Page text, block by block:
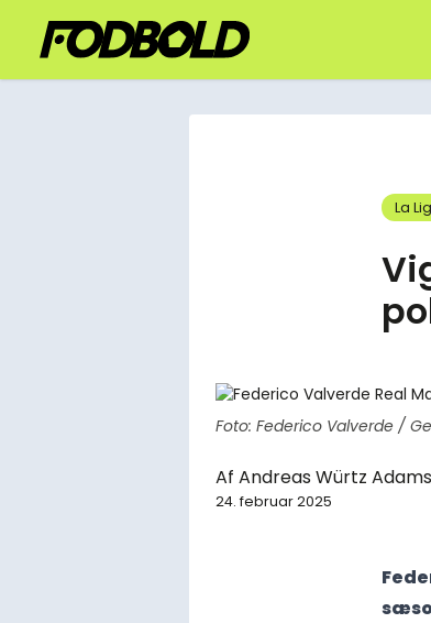
La
Foto: Federico Valverde /
Af Andreas Würtz
24. februar 2025